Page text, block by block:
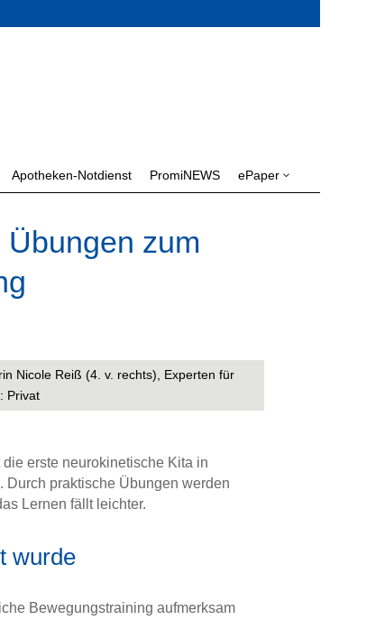
Apotheken-Notdienst PromiNEWS ePaper 3
zum
Nicole Reiß (4. v. rechts), Experten für
Privat
erste neurokinetische Kita in
Durch praktische Übungen werden
Lernen fällt leichter.
wurde
Bewegungstraining aufmerksam